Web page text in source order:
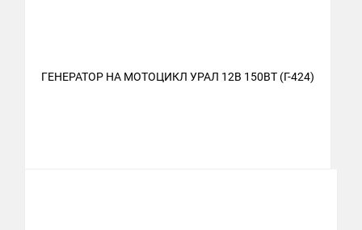
ГЕНЕРАТОР НА МОТОЦИКЛ УРАЛ 12В 150ВТ (Г-424)